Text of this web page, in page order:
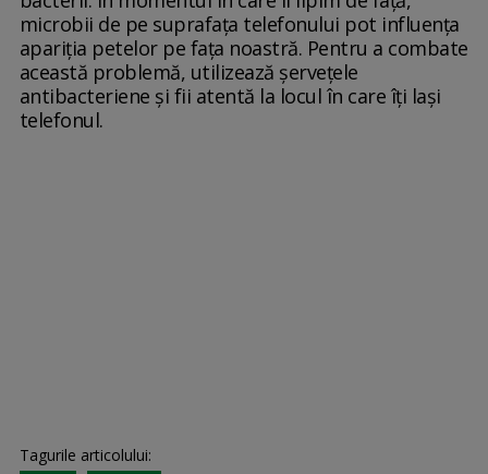
microbii de pe suprafaţa telefonului pot influenţa
apariţia petelor pe faţa noastră. Pentru a combate
această problemă, utilizează şerveţele
antibacteriene şi fii atentă la locul în care îţi laşi
telefonul.
Tagurile articolului: